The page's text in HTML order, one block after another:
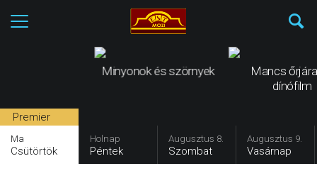
Minyonok és szörnyek
Mancs
dínófilm
Premier
Ma
Csütörtök
Holnap
Péntek
Augusztus 8.
Szombat
Augusztus 9.
Vasárnap